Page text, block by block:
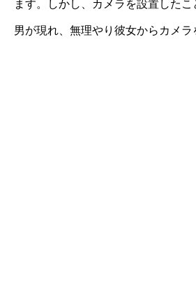
ます。しかし、カメラを設置した
男が現れ、無理やり彼女からカメラ